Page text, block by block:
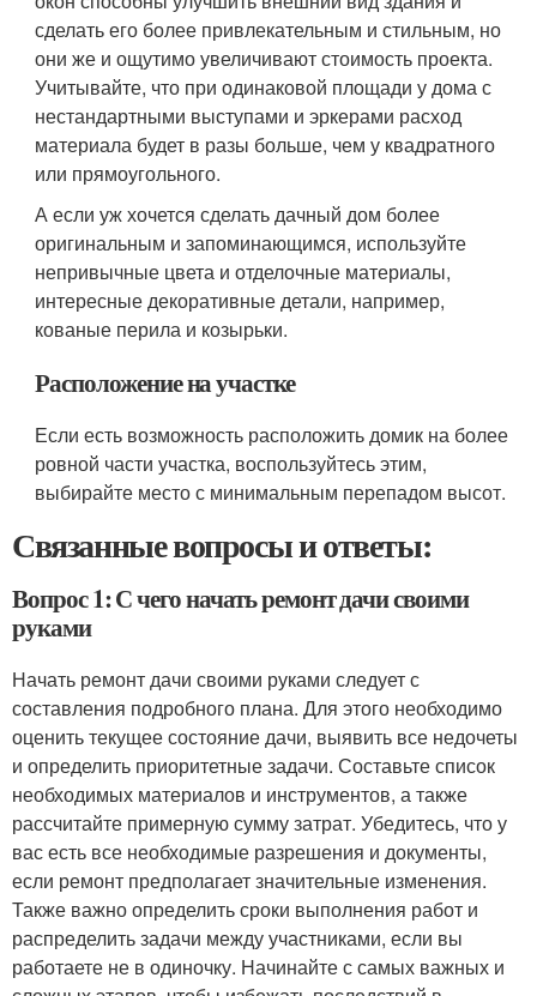
сделать его более привлекательным и стильным, но
они же и ощутимо увеличивают стоимость проекта.
Учитывайте, что при одинаковой площади у дома с
нестандартными выступами и эркерами расход
материала будет в разы больше, чем у квадратного
или прямоугольного.
А если уж хочется сделать дачный дом более
оригинальным и запоминающимся, используйте
непривычные цвета и отделочные материалы,
интересные декоративные детали, например,
кованые перила и козырьки.
Расположение на участке
Если есть возможность расположить домик на более
ровной части участка, воспользуйтесь этим,
выбирайте место с минимальным перепадом высот.
Связанные вопросы и ответы:
Вопрос 1: С чего начать ремонт дачи своими
руками
Начать ремонт дачи своими руками следует с
составления подробного плана. Для этого необходимо
оценить текущее состояние дачи, выявить все недочеты
и определить приоритетные задачи. Составьте список
необходимых материалов и инструментов, а также
рассчитайте примерную сумму затрат. Убедитесь, что у
вас есть все необходимые разрешения и документы,
если ремонт предполагает значительные изменения.
Также важно определить сроки выполнения работ и
распределить задачи между участниками, если вы
работаете не в одиночку. Начинайте с самых важных и